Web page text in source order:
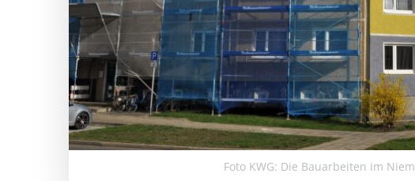
Foto KWG: Die Bauarbeiten im